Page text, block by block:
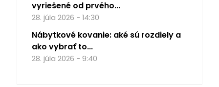
vyriešené od prvého...
28. júla 2026 - 14:30
Nábytkové kovanie: aké sú rozdiely a
ako vybrať to...
28. júla 2026 - 9:40